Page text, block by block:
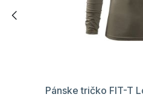
Pánske tričko FIT-T